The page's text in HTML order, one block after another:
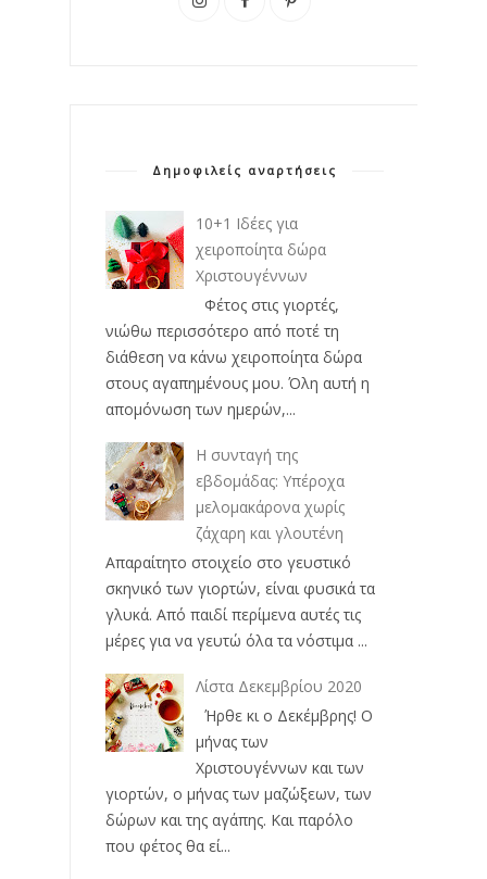
Δημοφιλείς αναρτήσεις
10+1 Ιδέες για
χειροποίητα δώρα
Χριστουγέννων
Φέτος στις γιορτές,
νιώθω περισσότερο από ποτέ τη
διάθεση να κάνω χειροποίητα δώρα
στους αγαπημένους μου. Όλη αυτή η
απομόνωση των ημερών,...
Η συνταγή της
εβδομάδας: Υπέροχα
μελομακάρονα χωρίς
ζάχαρη και γλουτένη
Απαραίτητο στοιχείο στο γευστικό
σκηνικό των γιορτών, είναι φυσικά τα
γλυκά. Από παιδί περίμενα αυτές τις
μέρες για να γευτώ όλα τα νόστιμα ...
Λίστα Δεκεμβρίου 2020
Ήρθε κι ο Δεκέμβρης! Ο
μήνας των
Χριστουγέννων και των
γιορτών, ο μήνας των μαζώξεων, των
δώρων και της αγάπης. Και παρόλο
που φέτος θα εί...